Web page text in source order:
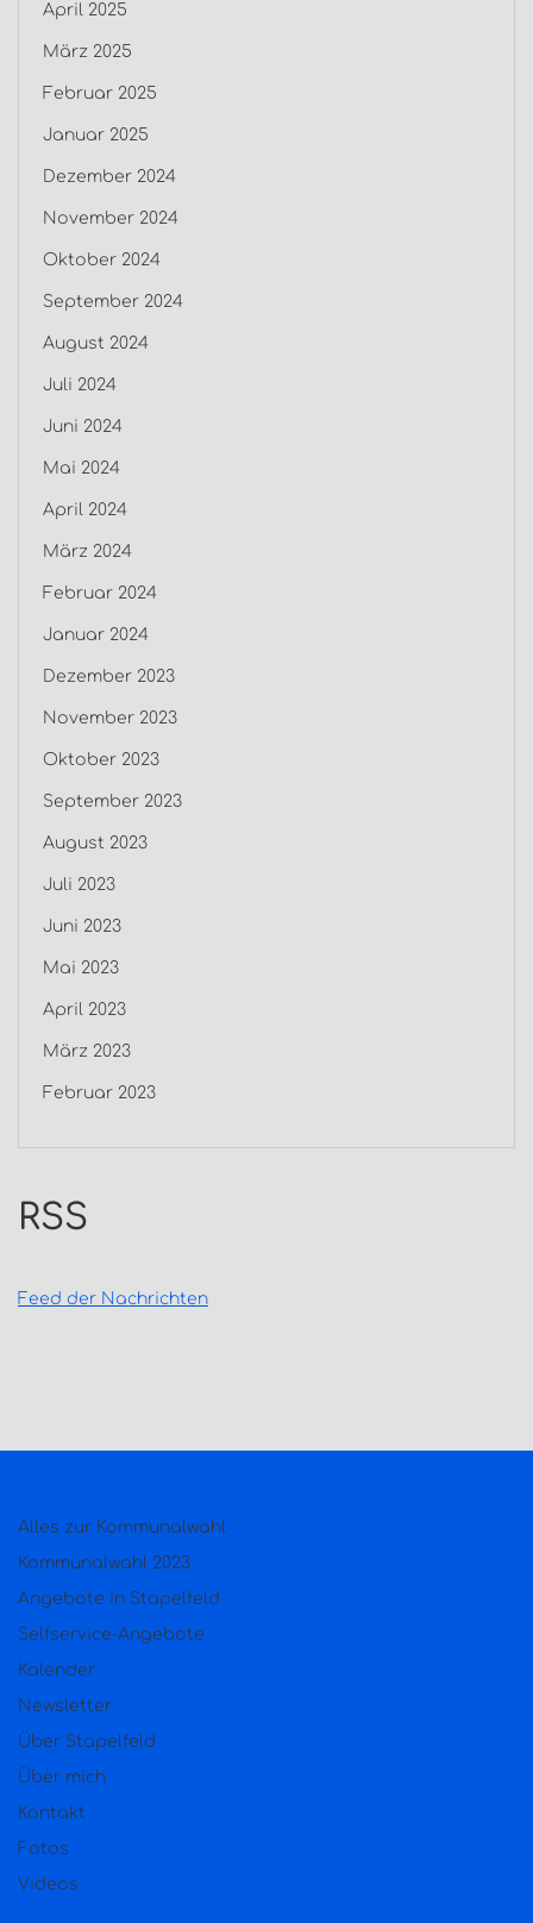
April 2025
März 2025
Februar 2025
Januar 2025
Dezember 2024
November 2024
Oktober 2024
September 2024
August 2024
Juli 2024
Juni 2024
Mai 2024
April 2024
März 2024
Februar 2024
Januar 2024
Dezember 2023
November 2023
Oktober 2023
September 2023
August 2023
Juli 2023
Juni 2023
Mai 2023
April 2023
März 2023
Februar 2023
RSS
Feed der Nachrichten
Alles zur Kommunalwahl
Kommunalwahl 2023
Angebote in Stapelfeld
Selfservice-Angebote
Kalender
Newsletter
Über Stapelfeld
Über mich
Kontakt
Fotos
Videos